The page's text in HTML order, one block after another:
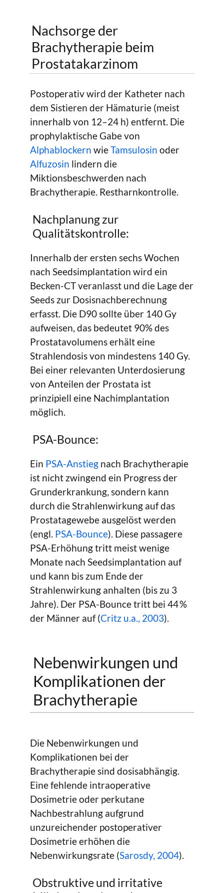
Nachsorge der
Brachytherapie beim
Prostatakarzinom
Postoperativ wird der Katheter nach
dem Sistieren der Hämaturie (meist
innerhalb von 12–24 h) entfernt. Die
prophylaktische Gabe von
Alphablockern wieTamsulosin oder
Alfuzosin lindern die
Miktionsbeschwerden nach
Brachytherapie. Restharnkontrolle.
Nachplanung zur
Qualitätskontrolle:
Innerhalb der ersten sechs Wochen
nach Seedsimplantation wird ein
Becken-CT veranlasst und die Lage der
Seeds zur Dosisnachberechnung
erfasst. Die D90 sollte über 140 Gy
aufweisen, das bedeutet 90% des
Prostatavolumens erhält eine
Strahlendosis von mindestens 140 Gy.
Bei einer relevanten Unterdosierung
von Anteilen der Prostata ist
prinzipiell eine Nachimplantation
möglich.
PSA-Bounce:
Ein PSA-Anstieg nach Brachytherapie
ist nicht zwingend ein Progress der
Grunderkrankung, sondern kann
durch die Strahlenwirkung auf das
Prostatagewebe ausgelöst werden
(engl. PSA-Bounce). Diese passagere
PSA-Erhöhung tritt meist wenige
Monate nach Seedsimplantation auf
und kann bis zum Ende der
Strahlenwirkung anhalten (bis zu 3
Jahre). Der PSA-Bounce tritt bei 44 %
der Männer auf (Critz u.a., 2003).
Nebenwirkungen und
Komplikationen der
Brachytherapie
Die Nebenwirkungen und
Komplikationen bei der
Brachytherapie sind dosisabhängig.
Eine fehlende intraoperative
Dosimetrie oder perkutane
Nachbestrahlung aufgrund
unzureichender postoperativer
Dosimetrie erhöhen die
Nebenwirkungsrate (Sarosdy, 2004).
Obstruktive und irritative